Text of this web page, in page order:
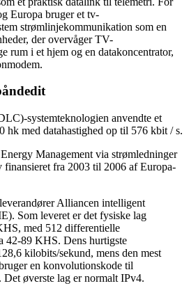
Europa bruger et tv-
strømlinjekommunikation som en
der overvåger TV-
rum i et hjem og en datakoncentrator,
systemteknologien anvendte et
hk med datahastighed op til 576 kbit / s.
Management via strømledninger
fra 2003 til 2006 af Europa-
Alliancen intelligent
Som leveret er det fysiske lag
med 512 differentielle
42-89 KHS. Dens hurtigste
kilobits/sekund, mens den mest
en konvolutionskode til
øverste lag er normalt IPv4.